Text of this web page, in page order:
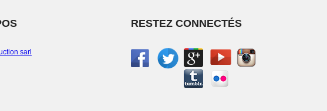
sarl
RESTEZ CONNECTÉS